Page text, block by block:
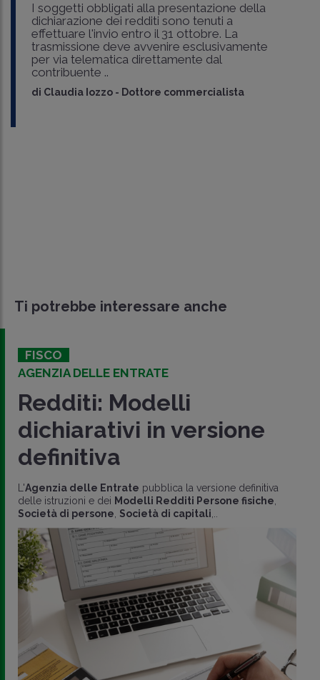
I soggetti obbligati alla presentazione della
dichiarazione dei redditi sono tenuti a
effettuare l'invio entro il 31 ottobre. La
trasmissione deve avvenire esclusivamente
per via telematica direttamente dal
contribuente ..
di Claudia Iozzo - Dottore commercialista
Ti potrebbe interessare anche
FISCO
AGENZIA DELLE ENTRATE
Redditi: Modelli
dichiarativi in versione
definitiva
L'Agenzia delle Entrate pubblica la versione definitiva
delle istruzioni e dei Modelli Redditi Persone fisiche,
Società di persone, Società di capitali,..